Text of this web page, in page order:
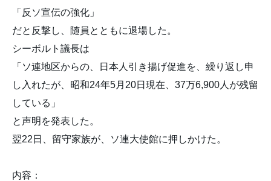
「反ソ宣伝の強化」
だと反撃し、随員とともに退場した。
シーボルト議長は
「ソ連地区からの、日本人引き揚げ促進を、繰り返し申
し入れたが、昭和24年5月20日現在、37万6,900人が残留
している」
と声明を発表した。
翌22日、留守家族が、ソ連大使館に押しかけた。
内容：